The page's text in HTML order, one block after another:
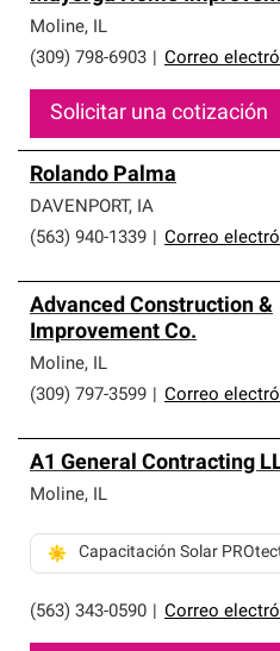
que cumplen con altos
de profesionalismo y
Moline, IL
(309) 798-6903
Correo
Solicitar una cotización
Rolando Palma
DAVENPORT, IA
(563) 940-1339
Correo
Advanced Construction &
Improvement Co.
Moline, IL
(309) 797-3599
Correo
A1 General Contracting
Moline, IL
(563) 343-0590 Correo
Capacitación Solar